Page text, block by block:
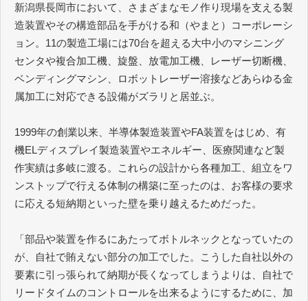
新潟県長岡市において、さまざまなモノ作り現場を支える製
造装置やその構造部品を手がける和（やまと）コーポレーシ
ョン。11の製造工場には70台を超える大中小のマシニング
センタや複合加工機、旋盤、放電加工機、レーザー切断機、
ベンディングマシン、ロボットレーザー溶接などあらゆる金
属加工に対応できる設備がズラリと居並ぶ。
1999年の創業以来、半導体製造装置やFA装置をはじめ、有
機ELディスプレイ製造装置やエネルギー、医療関連など製
作実績は多岐に渡る。これらの設計から各種加工、組立をワ
ンストップで行える体制の構築に至ったのは、お客様の要求
に応える短納期といった壁を乗り越えるためだった。
「部品や装置を作るにあたってボトルネックとなっていたの
が、自社で賄えない部分の加工でした。こうした自社以外の
要素に引っ張られて納期が長くなってしまうよりは、自社で
リードタイムのコントロールを出来るようにするために、加